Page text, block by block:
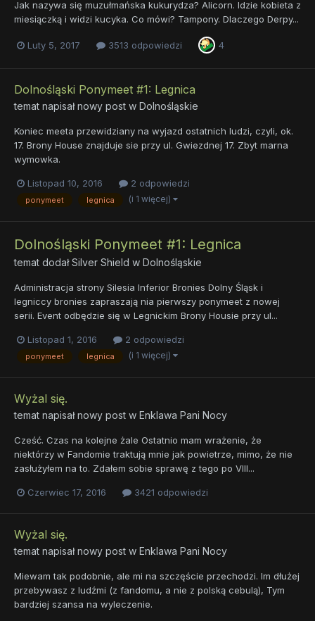
Jak nazywa się muzułmańska kukurydza? Alicorn. Idzie kobieta z
miesiączką i widzi kucyka. Co mówi? Tampony. Dlaczego Derpy...
Luty 5, 2017 3513 odpowiedzi 4
Dolnośląski Ponymeet #1: Legnica
temat napisał nowy post w Dolnośląskie
Koniec meeta przewidziany na wyjazd ostatnich ludzi, czyli, ok.
17. Brony House znajduje sie przy ul. Gwiezdnej 17. Zbyt marna
wymowka.
Listopad 10, 2016 2 odpowiedzi
ponymeet legnica (i 1 więcej)
Dolnośląski Ponymeet #1: Legnica
temat dodałSilver Shield w Dolnośląskie
Administracja strony Silesia Inferior Bronies Dolny Śląsk i
legniccy bronies zapraszają nia pierwszy ponymeet z nowej
serii. Event odbędzie się w Legnickim Brony Housie przy ul...
Listopad 1, 2016 2 odpowiedzi
ponymeet legnica (i 1 więcej)
Wyżal się.
temat napisał nowy post w Enklawa Pani Nocy
Cześć. Czas na kolejne żale Ostatnio mam wrażenie, że
niektórzy w Fandomie traktują mnie jak powietrze, mimo, że nie
zasłużyłem na to. Zdałem sobie sprawę z tego po VIII...
Czerwiec 17, 2016 3421 odpowiedzi
Wyżal się.
temat napisał nowy post w Enklawa Pani Nocy
Miewam tak podobnie, ale mi na szczęście przechodzi. Im dłużej
przebywasz z ludźmi (z fandomu, a nie z polską cebulą), Tym
bardziej szansa na wyleczenie.